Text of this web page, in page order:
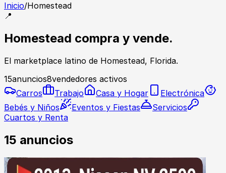
Inicio/Homestead
📍
Homestead compra y vende.
El marketplace latino de Homestead, Florida.
15anuncios8vendedores activos
Carros
Trabajo Casa y Hogar
Electrónica
Bebés y Niños
Eventos y Fiestas
Servicios
Cuartos y Renta
15 anuncios